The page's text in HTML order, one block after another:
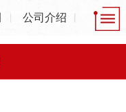
公司介绍